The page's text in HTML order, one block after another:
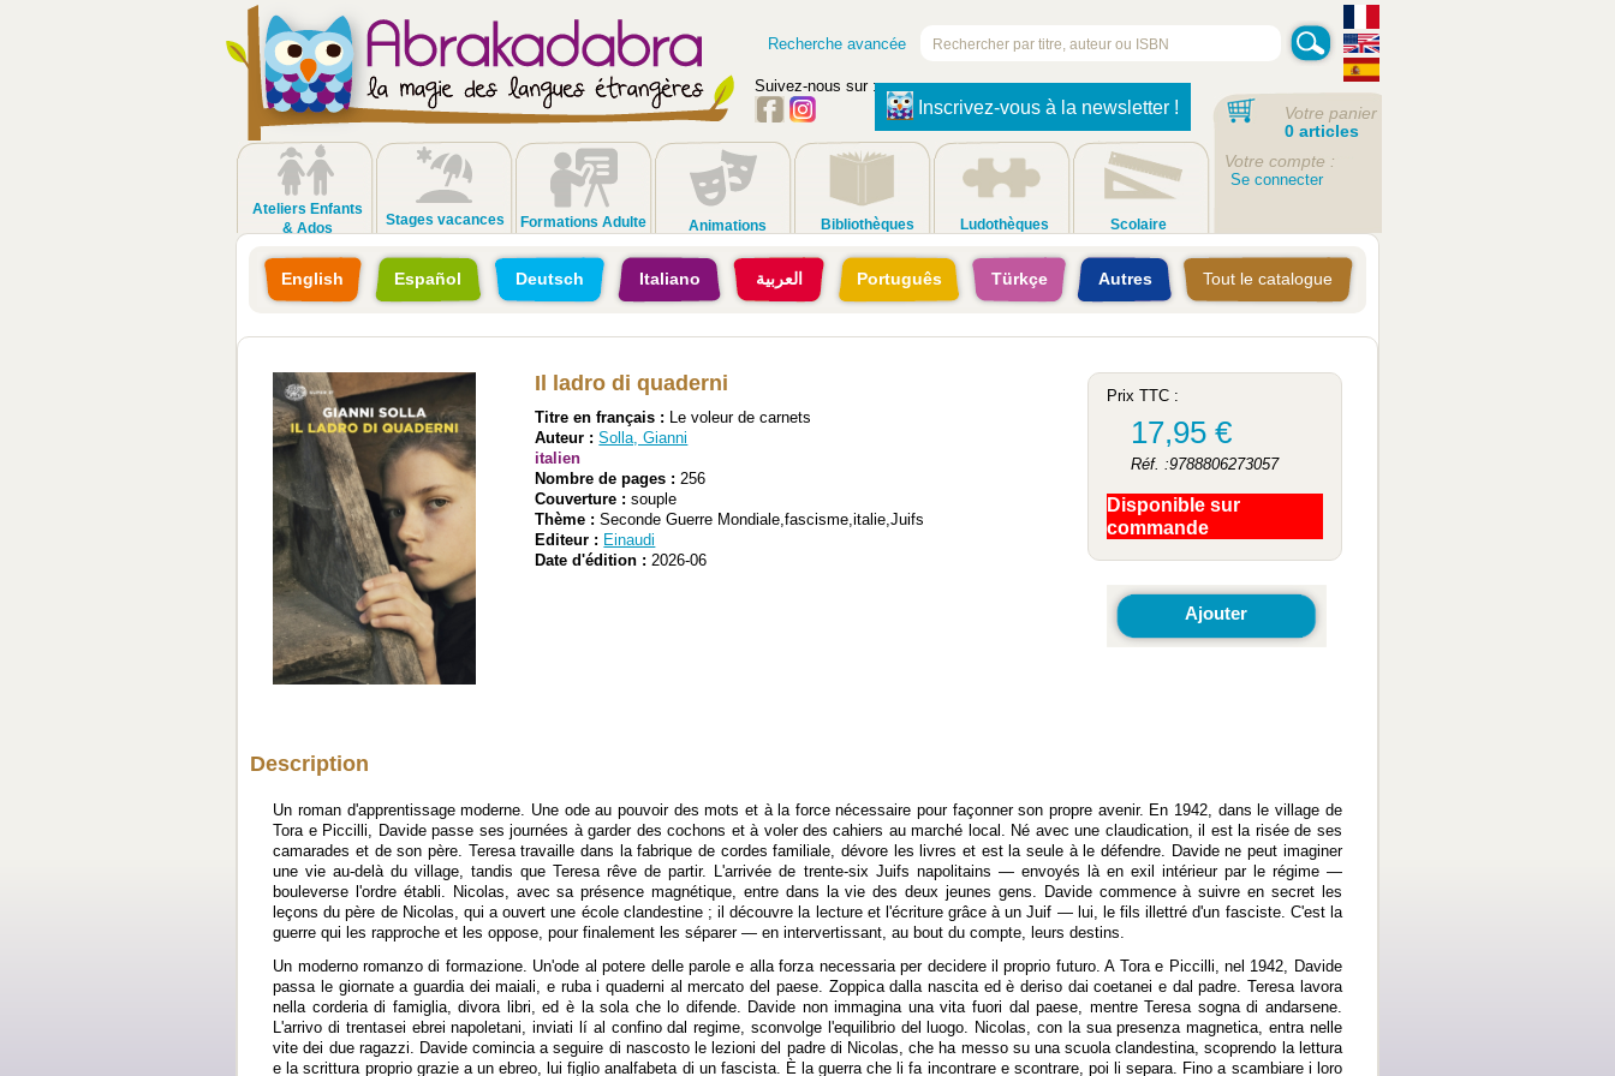
Recherche avancée
Suivez-nous sur :
Inscrivez-vous à la newsletter !
Ateliers Enfants
& Ados
Stages vacances Formations Adulte Animations Bibliothèques Ludothèques Scolaire
Votre panier
0 articles
Votre compte :
Se connecter
English Español Deutsch Italiano العربية Português Türkçe Autres Tout le catalogue
Il ladro di quaderni
Titre en français : Le voleur de carnets
Auteur :Solla, Gianni
italien
Nombre de pages : 256
Couverture : souple
Thème : Seconde Guerre Mondiale,fascisme,italie,Juifs
Editeur : Einaudi
Date d'édition : 2026-06
Prix TTC :
17,95 €
Réf. :9788806273057
Disponible sur
commande
Ajouter
Description
Un roman d'apprentissage moderne. Une ode au pouvoir des mots et à la force nécessaire pour façonner son propre avenir. En 1942, dans le village de
Tora e Piccilli, Davide passe ses journées à garder des cochons et à voler des cahiers au marché local. Né avec une claudication, il est la risée de ses
camarades et de son père. Teresa travaille dans la fabrique de cordes familiale, dévore les livres et est la seule à le défendre. Davide ne peut imaginer
une vie au-delà du village, tandis que Teresa rêve de partir. L'arrivée de trente-six Juifs napolitains — envoyés là en exil intérieur par le régime —
bouleverse l'ordre établi. Nicolas, avec sa présence magnétique, entre dans la vie des deux jeunes gens. Davide commence à suivre en secret les
leçons du père de Nicolas, qui a ouvert une école clandestine ; il découvre la lecture et l'écriture grâce à un Juif — lui, le fils illettré d'un fasciste. C'est la
guerre qui les rapproche et les oppose, pour finalement les séparer — en intervertissant, au bout du compte, leurs destins.
Un moderno romanzo di formazione. Un'ode al potere delle parole e alla forza necessaria per decidere il proprio futuro. A Tora e Piccilli, nel 1942, Davide
passa le giornate a guardia dei maiali, e ruba i quaderni al mercato del paese. Zoppica dalla nascita ed è deriso dai coetanei e dal padre. Teresa lavora
nella corderia di famiglia, divora libri, ed è la sola che lo difende. Davide non immagina una vita fuori dal paese, mentre Teresa sogna di andarsene.
L'arrivo di trentasei ebrei napoletani, inviati lí al confino dal regime, sconvolge l'equilibrio del luogo. Nicolas, con la sua presenza magnetica, entra nelle
vite dei due ragazzi. Davide comincia a seguire di nascosto le lezioni del padre di Nicolas, che ha messo su una scuola clandestina, scoprendo la lettura
e la scrittura proprio grazie a un ebreo, lui figlio analfabeta di un fascista. È la guerra che li fa incontrare e scontrare, poi li separa. Fino a scambiare i loro